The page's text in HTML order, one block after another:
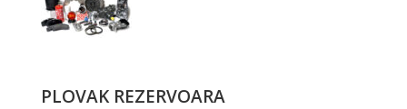
PLOVAK REZERVOARA